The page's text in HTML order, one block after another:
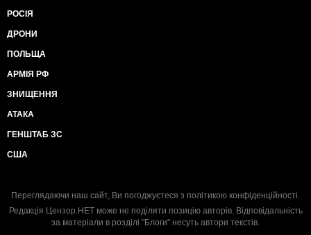
РОСІЯ
ДРОНИ
ПОЛЬЩА
АРМІЯ РФ
ЗНИЩЕННЯ
АТАКА
ГЕНШТАБ ЗС
США
Переглядаючи наш сайт, Ви погоджуєтеся з політикою конфіденційності.
Редакція Цензор.НЕТ може не поділяти позицію авторів. Відповідальність
за матеріали в розділі "Блоги" несуть автори текстів.